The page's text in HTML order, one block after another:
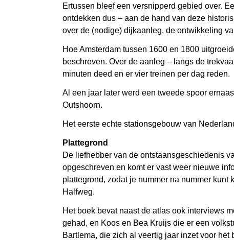
Ertussen bleef een versnipperd gebied over.
ontdekken dus – aan de hand van deze
over de (nodige) dijkaanleg, de ontwikkeling
Hoe Amsterdam tussen 1600 en 1800
beschreven. Over de aanleg – langs de
minuten deed en er vier treinen per dag reden.
Al een jaar later werd een tweede spoor
Outshoorn.
Het eerste echte stationsgebouw van
Plattegrond
De liefhebber van de ontstaansgeschiedenis
opgeschreven en komt er vast weer nieuwe
plattegrond, zodat je nummer na nummer
Halfweg.
Het boek bevat naast de atlas ook interviews
gehad, en Koos en Bea Kruijs die er een
Bartlema, die zich al veertig jaar inzet voor